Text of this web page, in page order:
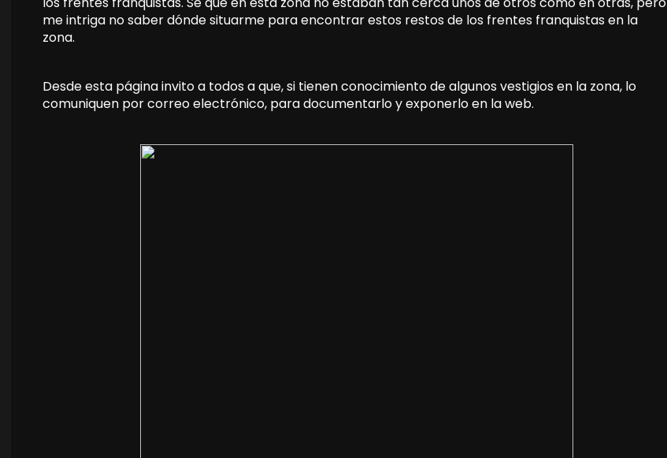
me intriga no saber dónde situarme para encontrar estos restos de los frentes franquistas en la
zona.
Desde esta página invito a todos a que, si tienen conocimiento de algunos vestigios en la zona, lo
comuniquen por correo electrónico, para documentarlo y exponerlo en la web.